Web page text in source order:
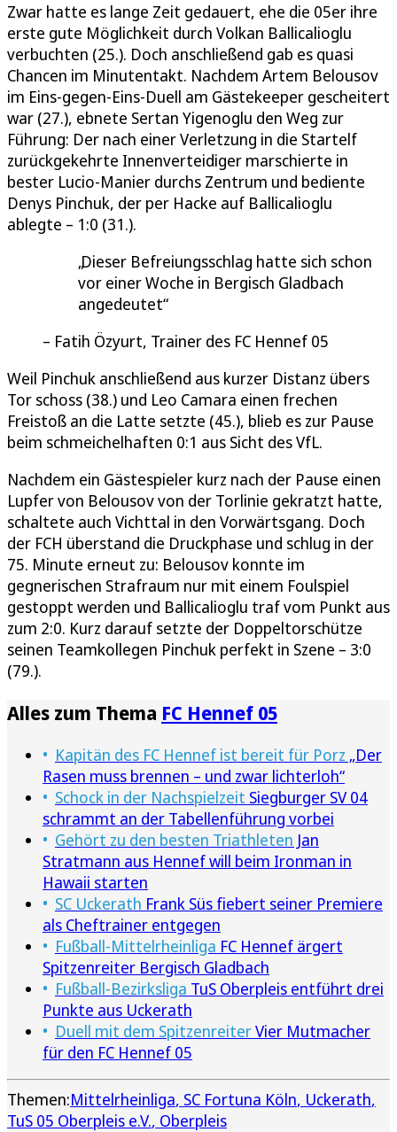
Zwar hatte es lange Zeit gedauert, ehe die 05er ihre
erste gute Möglichkeit durch Volkan Ballicalioglu
verbuchten (25.). Doch anschließend gab es quasi
Chancen im Minutentakt. Nachdem Artem Belousov
im Eins-gegen-Eins-Duell am Gästekeeper gescheitert
war (27.), ebnete Sertan Yigenoglu den Weg zur
Führung: Der nach einer Verletzung in die Startelf
zurückgekehrte Innenverteidiger marschierte in
bester Lucio-Manier durchs Zentrum und bediente
Denys Pinchuk, der per Hacke auf Ballicalioglu
ablegte – 1:0 (31.).
Dieser Befreiungsschlag hatte sich schon
vor einer Woche in Bergisch Gladbach
angedeutet
Fatih Özyurt, Trainer des FC Hennef 05
Weil Pinchuk anschließend aus kurzer Distanz übers
Tor schoss (38.) und Leo Camara einen frechen
Freistoß an die Latte setzte (45.), blieb es zur Pause
beim schmeichelhaften 0:1 aus Sicht des VfL.
Nachdem ein Gästespieler kurz nach der Pause einen
Lupfer von Belousov von der Torlinie gekratzt hatte,
schaltete auch Vichttal in den Vorwärtsgang. Doch
der FCH überstand die Druckphase und schlug in der
75. Minute erneut zu: Belousov konnte im
gegnerischen Strafraum nur mit einem Foulspiel
gestoppt werden und Ballicalioglu traf vom Punkt aus
zum 2:0. Kurz darauf setzte der Doppeltorschütze
seinen Teamkollegen Pinchuk perfekt in Szene – 3:0
(79.).
Alles zum Thema FC Hennef 05
Kapitän des FC Hennef ist bereit für Porz „Der
Rasen muss brennen – und zwar lichterloh“
Schock in der Nachspielzeit Siegburger SV 04
schrammt an der Tabellenführung vorbei
Gehört zu den besten Triathleten Jan
Stratmann aus Hennef will beim Ironman in
Hawaii starten
SC Uckerath Frank Süs fiebert seiner Premiere
als Cheftrainer entgegen
Fußball-Mittelrheinliga FC Hennef ärgert
Spitzenreiter Bergisch Gladbach
Fußball-Bezirksliga TuS Oberpleis entführt drei
Punkte aus Uckerath
Duell mit dem SpitzenreiterVier Mutmacher
für den FC Hennef 05
Themen:Mittelrheinliga SC Fortuna Köln Uckerath
TuS 05 Oberpleis e.V. Oberpleis